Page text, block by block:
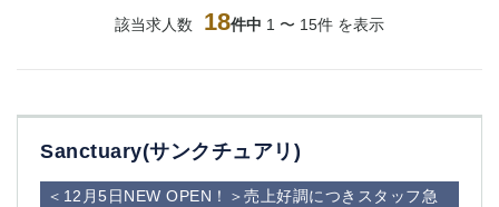
該当求人数 18件中 1 〜 15件 を表示
Sanctuary(サンクチュアリ)
＜12月5日NEW OPEN！＞売上好調につきスタッフ急
恵比寿
蒲田
北千住
①六本木 ②西麻布
大山